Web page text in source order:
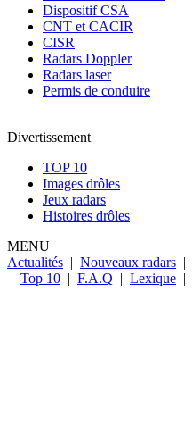
Dispositif CSA
CNT et CACIR
CISR
Radars Doppler
Radars laser
Permis de conduire
Divertissement
TOP 10
Images drôles
Jeux radars
Histoires drôles
MENU
Actualités | Nouveaux radars |
| Top 10 | F.A.Q | Lexique |